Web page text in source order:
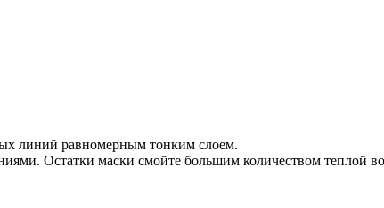
линий равномерным тонким слоем.
Остатки маски смойте большим количеством теплой